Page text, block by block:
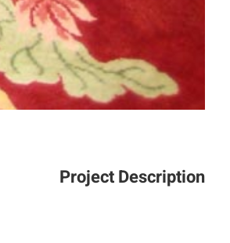
Project Description